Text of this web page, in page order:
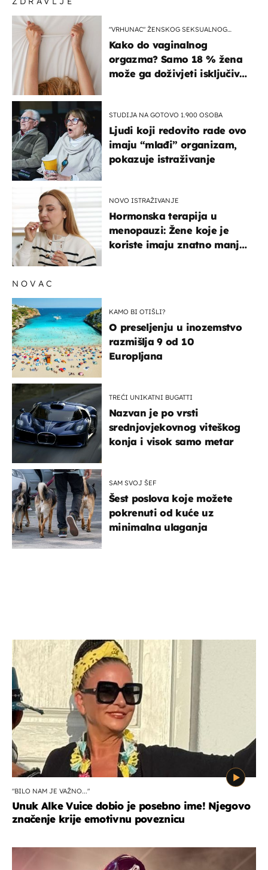
"VRHUNAC" ŽENSKOG SEKSUALNOG
Kako do vaginalnog
orgazma? Samo 18 % žena
može ga doživjeti isključivo
STUDIJA NA GOTOVO 1.900 OSOBA
Ljudi koji redovito rade ovo
imaju “mlađi” organizam,
pokazuje istraživanje
NOVO ISTRAŽIVANJE
Hormonska terapija u
menopauzi: Žene koje je
koriste imaju znatno manji
NOVAC
KAMO BI OTIŠLI?
O preseljenju u inozemstvo
razmišlja 9 od 10
Europljana
TREĆI UNIKATNI BUGATTI
Nazvan je po vrsti
srednjovjekovnog viteškog
konja i visok samo metar
SAM SVOJ ŠEF
Šest poslova koje možete
pokrenuti od kuće uz
minimalna ulaganja
"BILO NAM JE VAŽNO..."
Unuk Alke Vuice dobio je posebno ime! Njegovo
značenje krije emotivnu poveznicu